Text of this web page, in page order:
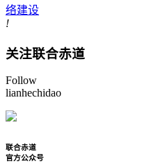
络建设
!
关注联合赤道
Follow
lianhechidao
联合赤道
官方公众号